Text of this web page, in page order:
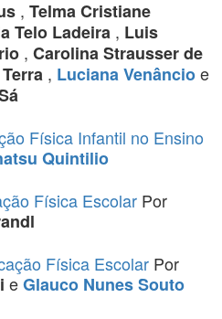
, Telma Cristiane
Telo Ladeira , Luis
, Carolina Strausser de
, Luciana Venâncioe
Física Infantil no Ensino
Quintilio
Física Escolar Por
Física Escolar Por
eGlauco Nunes Souto